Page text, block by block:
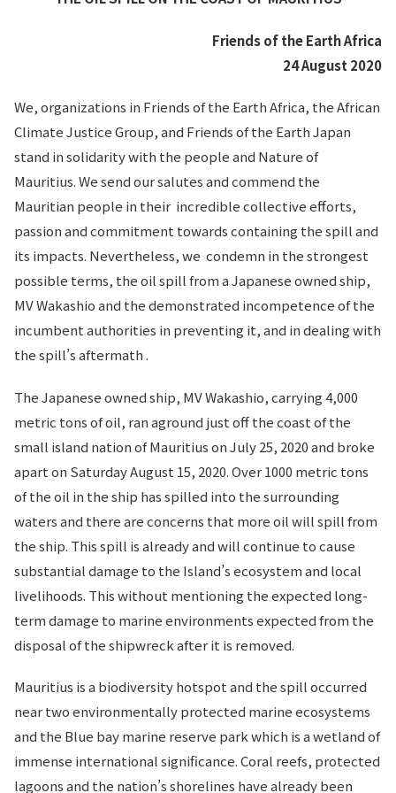
Friends of the Earth Africa
24 August 2020
We, organizations in Friends of the Earth Africa, the African
Climate Justice Group, and Friends of the Earth Japan
stand in solidarity with the people and Nature of
Mauritius. We send our salutes and commend the
Mauritian people in their incredible collective efforts,
passion and commitment towards containing the spill and
its impacts. Nevertheless, we condemn in the strongest
possible terms, the oil spill from a Japanese owned ship,
MV Wakashio and the demonstrated incompetence of the
incumbent authorities in preventing it, and in dealing with
the spill’s aftermath .
The Japanese owned ship, MV Wakashio, carrying 4,000
metric tons of oil, ran aground just off the coast of the
small island nation of Mauritius on July 25, 2020 and broke
apart on Saturday August 15, 2020. Over 1000 metric tons
of the oil in the ship has spilled into the surrounding
waters and there are concerns that more oil will spill from
the ship. This spill is already and will continue to cause
substantial damage to the Island’s ecosystem and local
livelihoods. This without mentioning the expected long-
term damage to marine environments expected from the
disposal of the shipwreck after it is removed.
Mauritius is a biodiversity hotspot and the spill occurred
near two environmentally protected marine ecosystems
and the Blue bay marine reserve park which is a wetland of
immense international significance. Coral reefs, protected
lagoons and the nation’s shorelines have already been